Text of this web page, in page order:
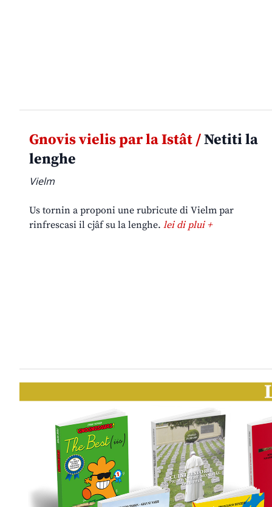
Gnovis vielis par la Istât /Netiti la
lenghe
Vielm
Us tornin a proponi une rubricute di Vielm par
rinfrescasi il cjâf su la lenghe. lei di plui +